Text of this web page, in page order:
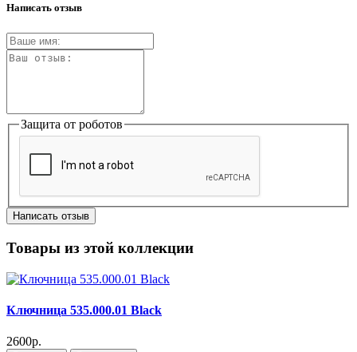
Написать отзыв
Защита от роботов
Написать отзыв
Товары из этой коллекции
Ключница 535.000.01 Black
2600р.